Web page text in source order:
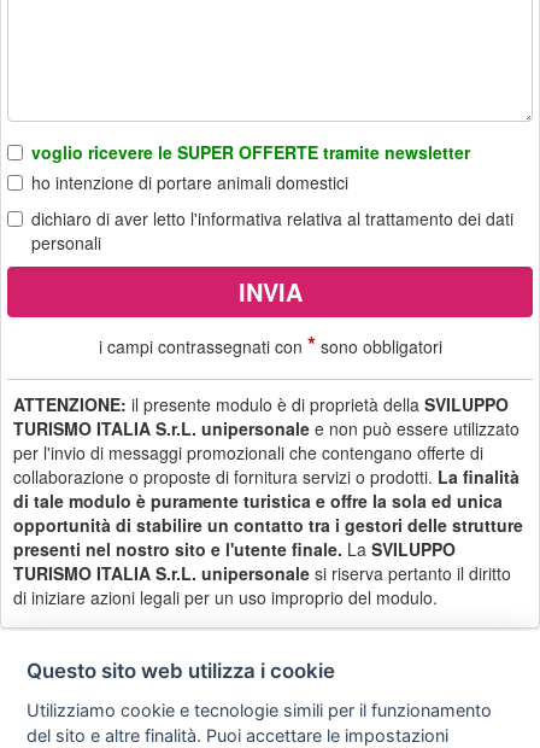
voglio ricevere le SUPER OFFERTE tramite newsletter
ho intenzione di portare animali domestici
dichiaro di aver letto l'informativa relativa al trattamento dei dati
personali
i campi contrassegnati con *sono obbligatori
ATTENZIONE: il presente modulo è di proprietà della SVILUPPO
TURISMO ITALIA S.r.L. unipersonale e non può essere utilizzato
per l'invio di messaggi promozionali che contengano offerte di
collaborazione o proposte di fornitura servizi o prodotti. La finalità
di tale modulo è puramente turistica e offre la sola ed unica
opportunità di stabilire un contatto tra i gestori delle strutture
presenti nel nostro sito e l'utente finale. La SVILUPPO
TURISMO ITALIA S.r.L. unipersonale si riserva pertanto il diritto
di iniziare azioni legali per un uso improprio del modulo.
Privacy
policy
Avviso
legale
Scrivici
Questo sito web utilizza i cookie
Utilizziamo cookie e tecnologie simili per il funzionamento
del sito e altre finalità. Puoi accettare le impostazioni